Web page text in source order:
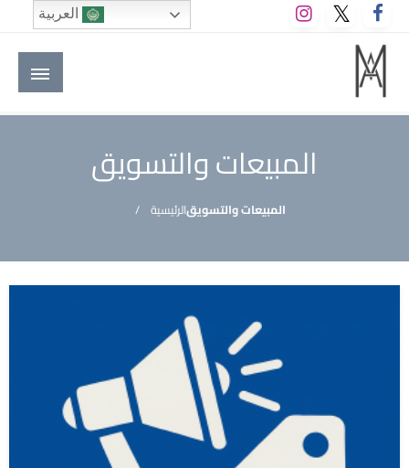
التخطي
إلى
المحتوى
M A hotels | إم ايه هوتيلز
الموقع الأول للعاملين في الفنادق في العالم العربي
المبيعات والتسويق
الرئيسيةالمبيعات والتسويق
العربية